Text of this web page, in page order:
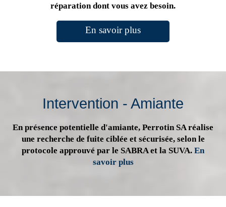
réparation dont vous avez besoin.
En savoir plus
Intervention - Amiante
En présence potentielle d'amiante, Perrotin SA réalise
une recherche de fuite ciblée et sécurisée, selon le
protocole approuvé par le SABRA et la SUVA. En
savoir plus